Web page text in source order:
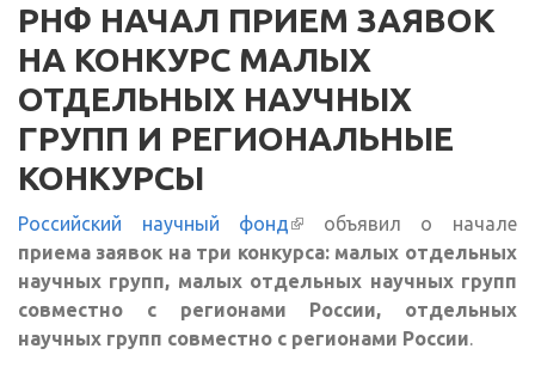
РНФ НАЧАЛ ПРИЕМ ЗАЯВОК
НА КОНКУРС МАЛЫХ
ОТДЕЛЬНЫХ НАУЧНЫХ
ГРУПП И РЕГИОНАЛЬНЫЕ
КОНКУРСЫ
Российский научный фонд(внешняя ссылка)
объявил о начале
приема заявок на три конкурса: малых отдельных
научных групп, малых отдельных научных групп
совместно с регионами России, отдельных
научных групп совместно с регионами России.